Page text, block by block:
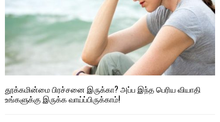
தூக்கமின்மை பிரச்சனை இருக்கா? அப்ப இந்த பெரிய வியாதி
உங்களுக்கு இருக்க வாய்ப்பிருக்காம்!